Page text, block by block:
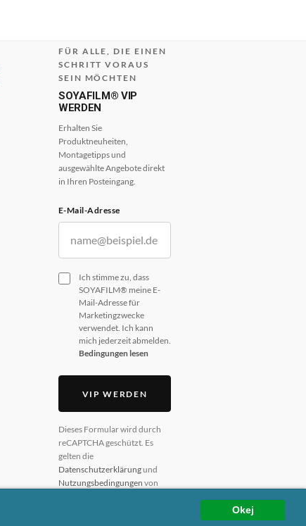
Okej
FÜR ALLE, DIE EINEN
SCHRITT VORAUS
SEIN MÖCHTEN
SOYAFILM® VIP
WERDEN
Erhalten Sie
Produktneuheiten,
Montagetipps und
ausgewählte Angebote direkt
in Ihren Posteingang.
E-Mail-Adresse
Ich stimme zu, dass
SOYAFILM® meine E-
Mail-Adresse für
Marketingzwecke
verwendet. Ich kann
mich jederzeit abmelden.
Bedingungen lesen
VIP WERDEN
Dieses Formular wird durch
reCAPTCHA geschützt. Es
gelten die
Datenschutzerklärungund
Nutzungsbedingungen von